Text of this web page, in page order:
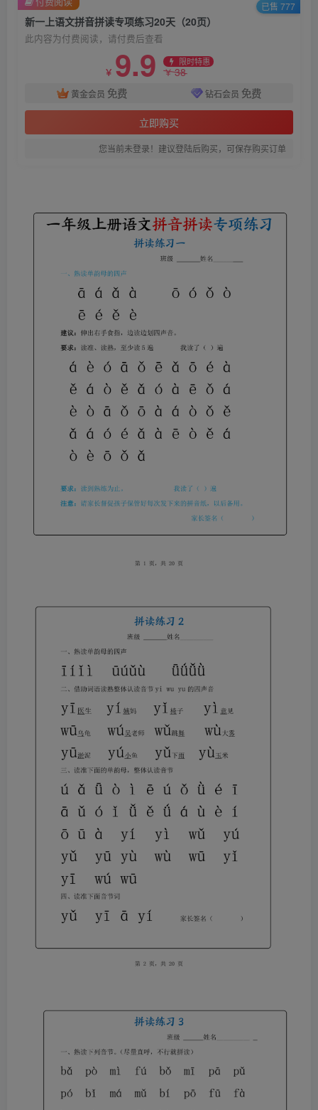
新一上语文拼音拼读专项练习20天（20页）
此内容为付费阅读，请付费后查看
￥ 9.9 限时特惠
￥38
黄金会员 免费 钻石会员 免费
立即购买
您当前未登录！建议登陆后购买，可保存购买订单
已售 777